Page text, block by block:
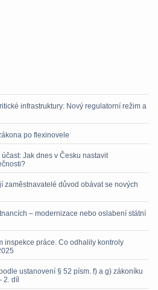
infrastruktury: Nový regulatorní režim a
po flexinovele
Jak dnes v Česku nastavit
zaměstnavatelé důvod obávat se nových
– modernizace nebo oslabení státní
inspekce práce. Co odhalily kontroly
ustanovení § 52 písm. f) a g) zákoníku
2. díl